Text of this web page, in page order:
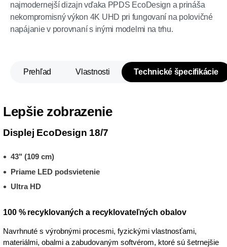
najmodernejší dizajn vďaka PPDS EcoDesign a prináša
nekompromisný výkon 4K UHD pri fungovaní na polovičné
napájanie v porovnaní s inými modelmi na trhu.
Prehľad Vlastnosti Technické špecifikácie
Lepšie zobrazenie
Displej EcoDesign 18/7
43" (109 cm)
Priame LED podsvietenie
Ultra HD
100 % recyklovaných a recyklovateľných obalov
Navrhnuté s výrobnými procesmi, fyzickými vlastnosťami,
materiálmi, obalmi a zabudovaným softvérom, ktoré sú šetrnejšie